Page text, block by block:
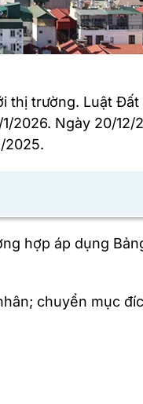
thị trường. Luật
2026. Ngày 20/12/
2025.
hợp áp dụng
chuyển mục